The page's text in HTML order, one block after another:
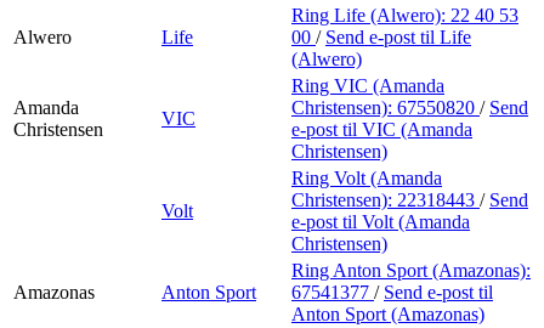
Alwero Life
Ring Life (Alwero): 22 40 53
00 / Send e-post til Life
(Alwero)
Amanda
Christensen
VIC
Ring VIC (Amanda
Christensen): 67550820 / Send
e-post til VIC (Amanda
Christensen)
Volt
Ring Volt (Amanda
Christensen): 22318443 / Send
e-post til Volt (Amanda
Christensen)
Amazonas Anton Sport
Ring Anton Sport (Amazonas):
67541377 / Send e-post til
Anton Sport (Amazonas)